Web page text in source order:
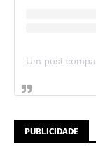
PUBLICIDADE